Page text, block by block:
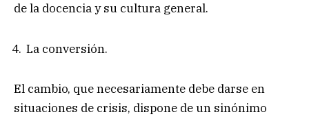
de la docencia y su cultura general.
La conversión.
El cambio, que necesariamente debe darse en
situaciones de crisis, dispone de un sinónimo